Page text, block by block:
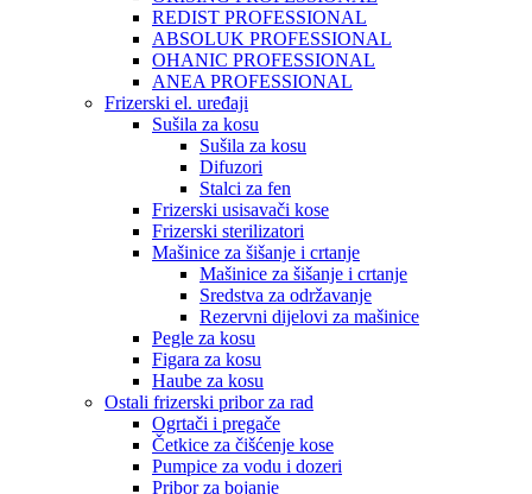
REDIST PROFESSIONAL
ABSOLUK PROFESSIONAL
OHANIC PROFESSIONAL
ANEA PROFESSIONAL
Frizerski el. uređaji
Sušila za kosu
Sušila za kosu
Difuzori
Stalci za fen
Frizerski usisavači kose
Frizerski sterilizatori
Mašinice za šišanje i crtanje
Mašinice za šišanje i crtanje
Sredstva za održavanje
Rezervni dijelovi za mašinice
Pegle za kosu
Figara za kosu
Haube za kosu
Ostali frizerski pribor za rad
Ogrtači i pregače
Četkice za čišćenje kose
Pumpice za vodu i dozeri
Pribor za bojanje